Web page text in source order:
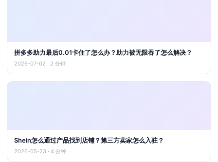
拼多多助力最后0.01卡住了怎么办？助力被无限吞了怎么解决？
2026-07-02 · 2 分钟
Shein怎么通过产品找到店铺？第三方卖家怎么入驻？
2026-05-23 · 4 分钟